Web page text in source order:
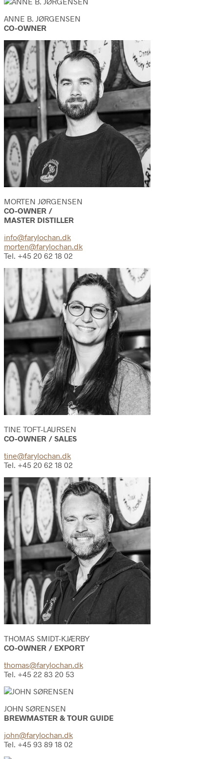
ANNE B. JØRGENSEN
CO-OWNER
MORTEN JØRGENSEN
CO-OWNER /
MASTER DISTILLER
info@farylochan.dk
morten@farylochan.dk
Tel. +45 20 62 18 02
TINE TOFT-LAURSEN
CO-OWNER / SALES
tine@farylochan.dk
Tel. +45 20 62 18 02
THOMAS SMIDT-KJÆRBY
CO-OWNER / EXPORT
thomas@farylochan.dk
Tel. +45 22 83 20 53
JOHN SØRENSEN
BREWMASTER & TOUR GUIDE
john@farylochan.dk
Tel. +45 93 89 18 02